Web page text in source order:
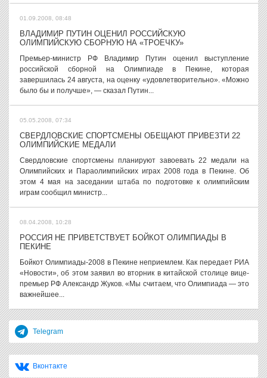
01.09.2008, 08:48
ВЛАДИМИР ПУТИН ОЦЕНИЛ РОССИЙСКУЮ
ОЛИМПИЙСКУЮ СБОРНУЮ НА «ТРОЕЧКУ»
Премьер-министр РФ Владимир Путин оценил выступление
российской сборной на Олимпиаде в Пекине, которая
завершилась 24 августа, на оценку «удовлетворительно». «Можно
было бы и получше», — сказал Путин...
05.05.2008, 07:34
СВЕРДЛОВСКИЕ СПОРТСМЕНЫ ОБЕЩАЮТ ПРИВЕЗТИ 22
ОЛИМПИЙСКИЕ МЕДАЛИ
Свердловские спортсмены планируют завоевать 22 медали на
Олимпийских и Параолимпийских играх 2008 года в Пекине. Об
этом 4 мая на заседании штаба по подготовке к олимпийским
играм сообщил министр...
08.04.2008, 10:28
РОССИЯ НЕ ПРИВЕТСТВУЕТ БОЙКОТ ОЛИМПИАДЫ В
ПЕКИНЕ
Бойкот Олимпиады-2008 в Пекине неприемлем. Как передает РИА
«Новости», об этом заявил во вторник в китайской столице вице-
премьер РФ Александр Жуков. «Мы считаем, что Олимпиада — это
важнейшее...
Telegram
Вконтакте